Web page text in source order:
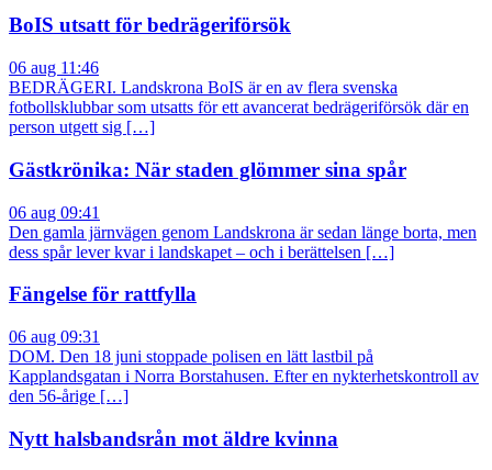
BoIS utsatt för bedrägeriförsök
06 aug 11:46
BEDRÄGERI. Landskrona BoIS är en av flera svenska
fotbollsklubbar som utsatts för ett avancerat bedrägeriförsök där en
person utgett sig […]
Gästkrönika: När staden glömmer sina spår
06 aug 09:41
Den gamla järnvägen genom Landskrona är sedan länge borta, men
dess spår lever kvar i landskapet – och i berättelsen […]
Fängelse för rattfylla
06 aug 09:31
DOM. Den 18 juni stoppade polisen en lätt lastbil på
Kapplandsgatan i Norra Borstahusen. Efter en nykterhetskontroll av
den 56-årige […]
Nytt halsbandsrån mot äldre kvinna